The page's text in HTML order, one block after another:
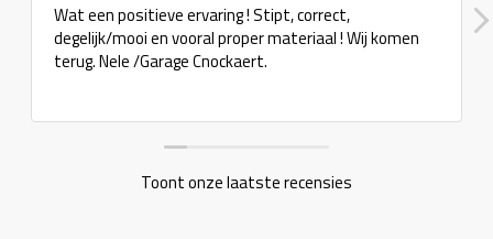
! Stipt, correct,
materiaal ! Wij komen
Super zaak, dit zijn nog
Toont onze laatste recensies